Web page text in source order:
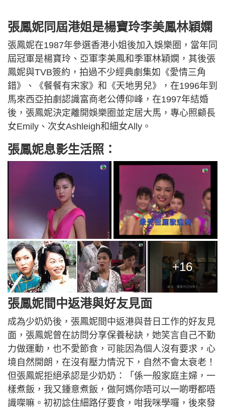
張鳳妮同屆港姐是楊寶玲李美鳳林穎嫻
張鳳妮在1987年參選香港小姐後加入娛樂圈，當年同
屆冠軍是楊寶玲、亞軍李美鳳和季軍林穎嫻，其後張
鳳妮與TVB簽約，拍過不少經典劇集如《愛情三角
錯》、《餐餐有宋家》和《天地男兒》，在1996年到
馬來西亞拍劇認識富商老公傅仰峰，在1997年結婚
後，張鳳妮決定離開娛樂圈並定居大馬，專心照顧長
女Emily、次女Ashleigh和細女Ally。
張鳳妮息影生活照：
+16
張鳳妮間中返港與好友見面
成為少奶奶後，張鳳妮間中返港與昔日工作的好友見
面，張鳳妮曾在訪問分享保養秘訣，她笑言自己不勤
力做運動，也不愛節食，可能因為個人沒有要求，心
境自然開朗，在沒有壓力情況下，自然不會太衰老！
但張鳳妮拒絕承認是少奶奶：「係一般家庭主婦，一
樣煮飯，我又鍾意煮飯，做阿媽你唔可以一啲嘢都唔
識㗎嘛。初初諗住細路仔要食，咁我咪學囉，後來發